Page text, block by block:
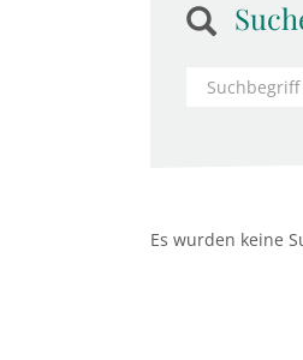
Es wurden keine